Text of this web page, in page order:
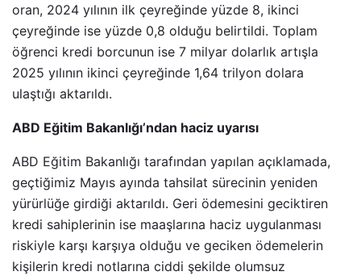
oran, 2024 yılının ilk çeyreğinde yüzde 8, ikinci
çeyreğinde ise yüzde 0,8 olduğu belirtildi. Toplam
öğrenci kredi borcunun ise 7 milyar dolarlık artışla
2025 yılının ikinci çeyreğinde 1,64 trilyon dolara
ulaştığı aktarıldı.
ABD Eğitim Bakanlığı’ndan haciz uyarısı
ABD Eğitim Bakanlığı tarafından yapılan açıklamada,
geçtiğimiz Mayıs ayında tahsilat sürecinin yeniden
yürürlüğe girdiği aktarıldı. Geri ödemesini geciktiren
kredi sahiplerinin ise maaşlarına haciz uygulanması
riskiyle karşı karşıya olduğu ve geciken ödemelerin
kişilerin kredi notlarına ciddi şekilde olumsuz